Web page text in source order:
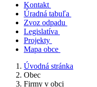
Kontakt
Úradná tabuľa
Zvoz odpadu
Legislatíva
Projekty
Mapa obce
Úvodná stránka
Obec
Firmy v obci